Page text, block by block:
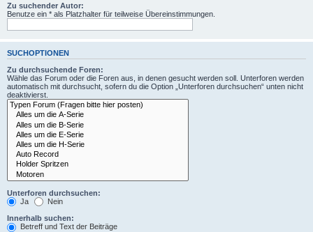
Zu suchender Autor:
Benutze ein * als Platzhalter für teilweise Übereinstimmungen.
SUCHOPTIONEN
Zu durchsuchende Foren:
Wähle das Forum oder die Foren aus, in denen gesucht werden soll. Unterforen werden
automatisch mit durchsucht, sofern du die Option „Unterforen durchsuchen“ unten nicht
deaktivierst.
Unterforen durchsuchen:
Ja
Nein
Innerhalb suchen:
Betreff und Text der Beiträge